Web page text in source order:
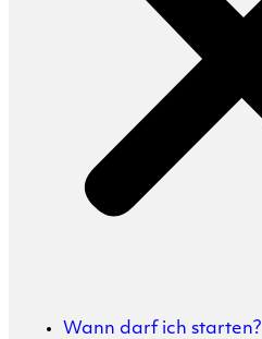
Wann darf ich starten?